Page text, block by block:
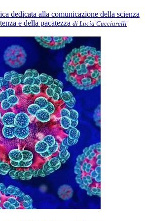
dedicata alla comunicazione della scienza
e della pacatezza di Lucia Cucciarelli